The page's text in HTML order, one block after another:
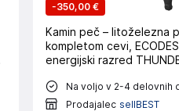
-350,00 €
Kamin peč – litoželezna
kompletom cevi,
energijski razred
Na voljo v 2-4 delovnih
Prodajalec sellBEST